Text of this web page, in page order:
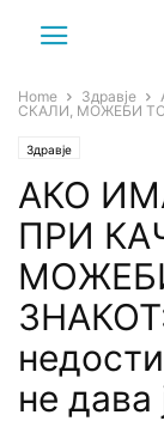
Home Здравје
СКАЛИ, МОЖЕБИ
Здравје
АКО
ПРИ
не дава